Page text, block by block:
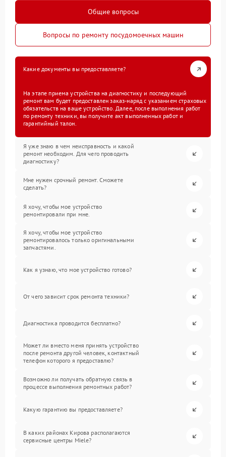
Общие вопросы
Вопросы по ремонту посудомоечных машин
Какие документы вы предоставляете?
На этапе приема устройства на диагностику и последующий
ремонт вам будет предоставлен заказ-наряд с указанием страховых
обязательств на ваше устройство. Далее, после выполнения работ
по ремонту техники, вы получите акт выполненных работ и
гарантийный талон.
Я уже знаю в чем неисправность и какой
ремонт необходим. Для чего проводить
диагностику?
Мне нужен срочный ремонт. Сможете
сделать?
Я хочу, чтобы мое устройство
ремонтировали при мне.
Я хочу, чтобы мое устройство
ремонтировалось только оригинальными
запчастями.
Как я узнаю, что мое устройство готово?
От чего зависит срок ремонта техники?
Диагностика проводится бесплатно?
Может ли вместо меня принять устройство
после ремонта другой человек, контактный
телефон которого я предоставлю?
Возможно ли получать обратную связь в
процессе выполнения ремонтных работ?
Какую гарантию вы предоставляете?
В каких районах Кирова располагаются
сервисные центры Miele?